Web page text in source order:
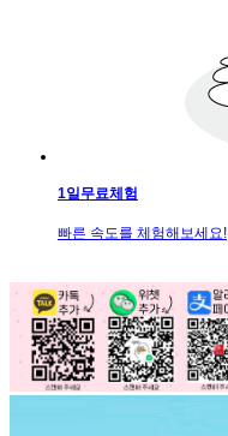
1일무료체험
빠른 속도를 체험해보세요!